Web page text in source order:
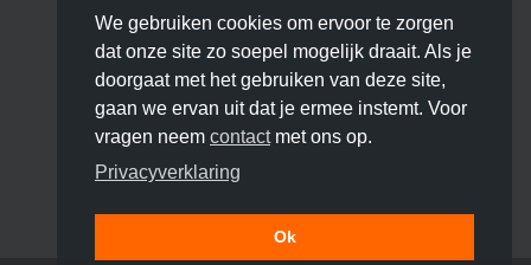
We gebruiken cookies om ervoor te zorgen
dat onze site zo soepel mogelijk draait. Als je
doorgaat met het gebruiken van deze site,
gaan we ervan uit dat je ermee instemt. Voor
vragen neem contactmet ons op.
Privacyverklaring
Ok